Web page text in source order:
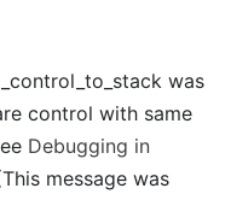
was
control with same
Debugging in
message was